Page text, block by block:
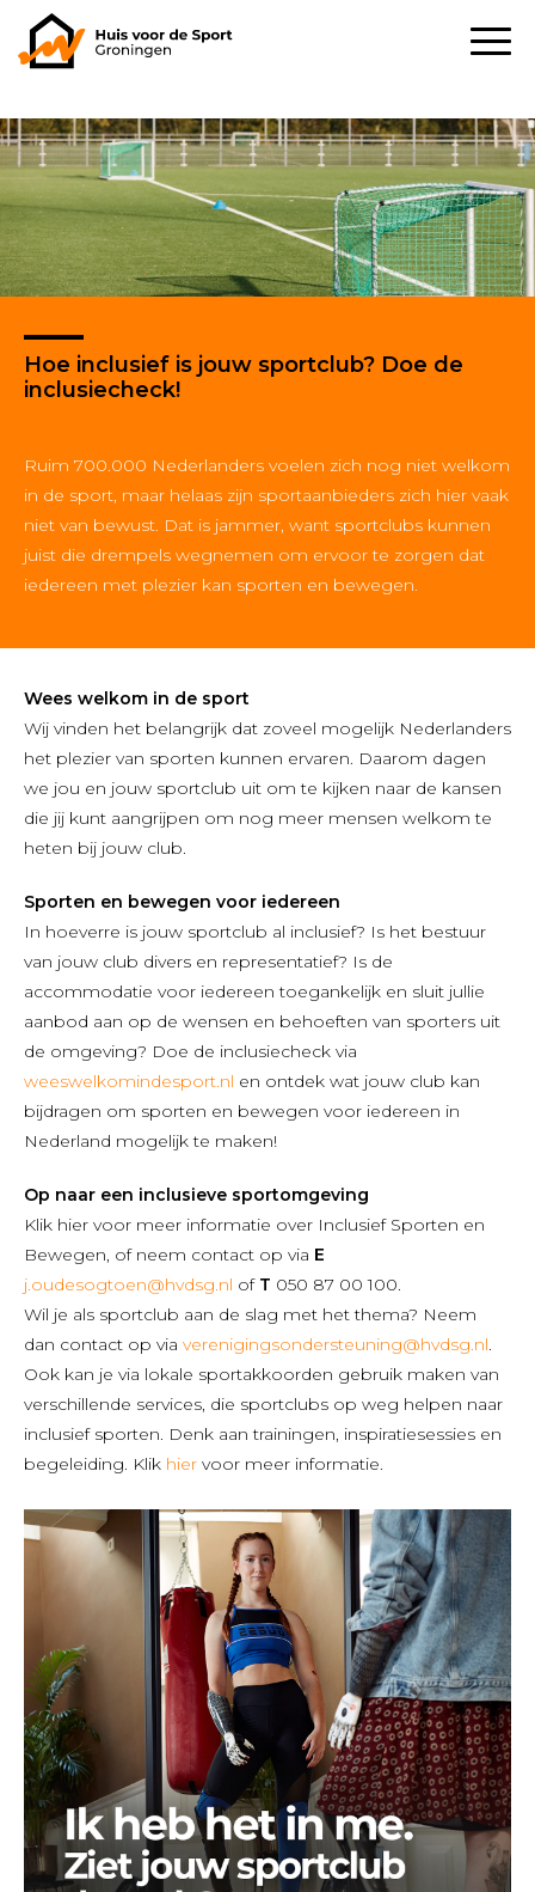
Hoe inclusief is jouw sportclub? Doe de
inclusiecheck!
Ruim 700.000 Nederlanders voelen zich nog niet welkom
in de sport, maar helaas zijn sportaanbieders zich hier vaak
niet van bewust. Dat is jammer, want sportclubs kunnen
juist die drempels wegnemen om ervoor te zorgen dat
iedereen met plezier kan sporten en bewegen.
Wees welkom in de sport
Wij vinden het belangrijk dat zoveel mogelijk Nederlanders
het plezier van sporten kunnen ervaren. Daarom dagen
we jou en jouw sportclub uit om te kijken naar de kansen
die jij kunt aangrijpen om nog meer mensen welkom te
heten bij jouw club.
Sporten en bewegen voor iedereen
In hoeverre is jouw sportclub al inclusief? Is het bestuur
van jouw club divers en representatief? Is de
accommodatie voor iedereen toegankelijk en sluit jullie
aanbod aan op de wensen en behoeften van sporters uit
de omgeving? Doe de inclusiecheck via
weeswelkomindesport.nl en ontdek wat jouw club kan
bijdragen om sporten en bewegen voor iedereen in
Nederland mogelijk te maken!
Op naar een inclusieve sportomgeving
Klik hier voor meer informatie over Inclusief Sporten en
Bewegen, of neem contact op via E
j.oudesogtoen@hvdsg.nl of T 050 87 00 100.
Wil je als sportclub aan de slag met het thema? Neem
dan contact op via verenigingsondersteuning@hvdsg.nl
Ook kan je via lokale sportakkoorden gebruik maken van
verschillende services, die sportclubs op weg helpen naar
inclusief sporten. Denk aan trainingen, inspiratiesessies en
begeleiding. Klik hier voor meer informatie.